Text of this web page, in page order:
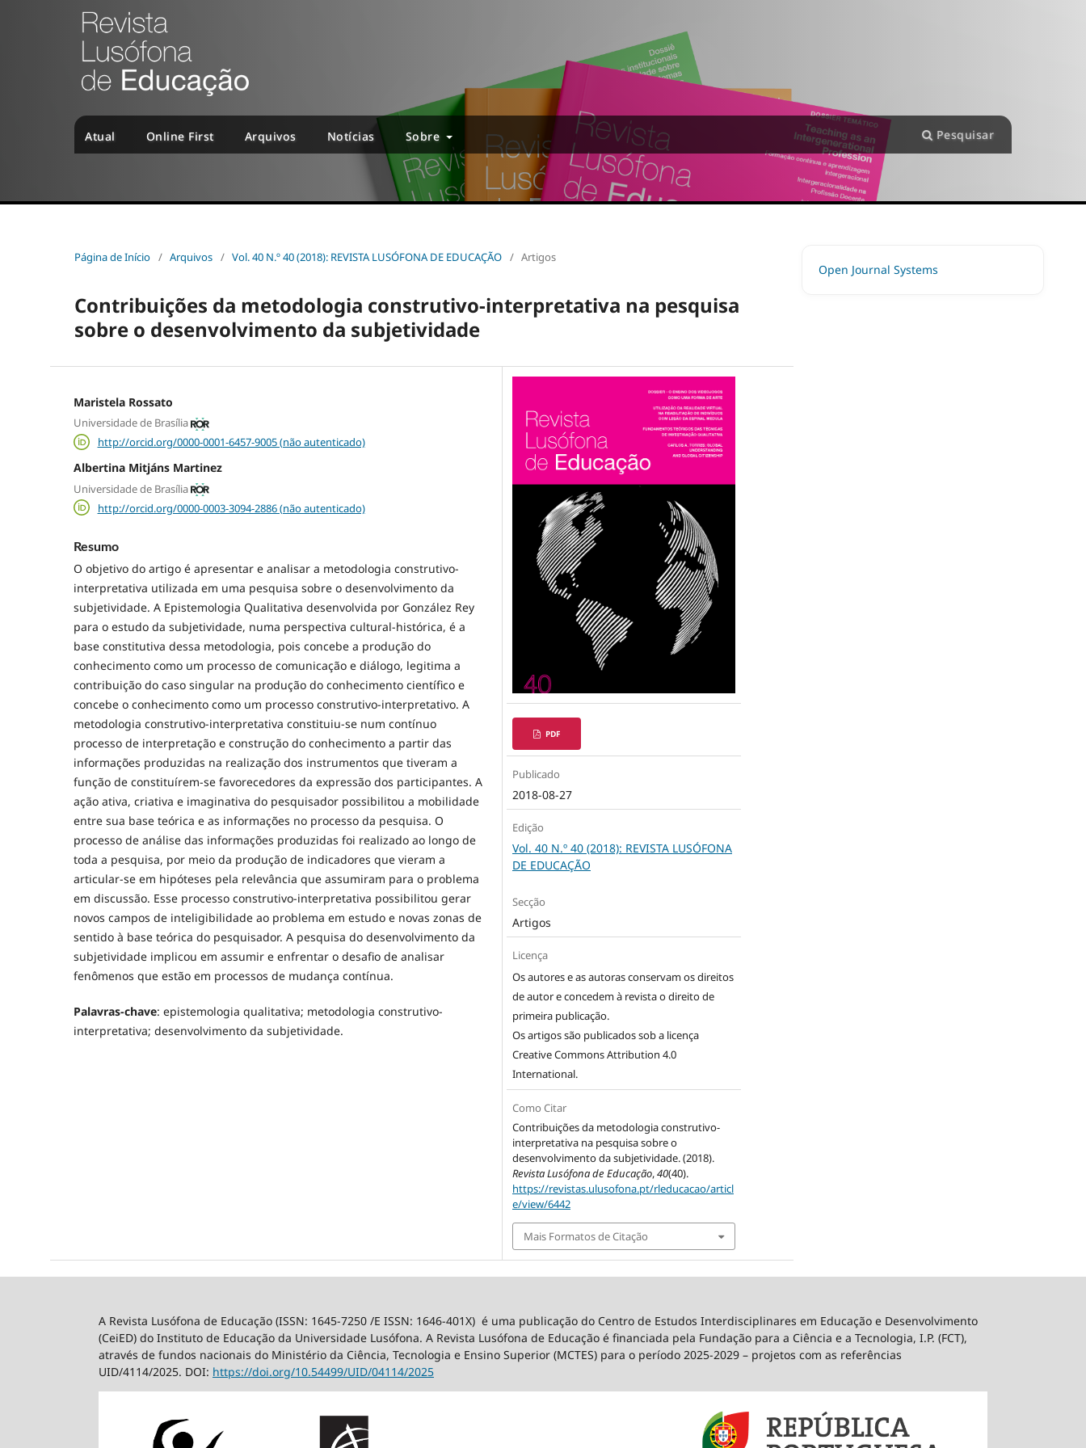
Atual Online First Arquivos Notícias Sobre Pesquisar
Página de Início / Arquivos / Vol. 40 N.º 40 (2018): REVISTA LUSÓFONA DE EDUCAÇÃO / Artigos
Contribuições da metodologia construtivo-interpretativa na pesquisa
sobre o desenvolvimento da subjetividade
Maristela Rossato
Universidade de Brasília
http://orcid.org/0000-0001-6457-9005 (não autenticado)
Albertina Mitjáns Martinez
Universidade de Brasília
http://orcid.org/0000-0003-3094-2886 (não autenticado)
Resumo
O objetivo do artigo é apresentar e analisar a metodologia construtivo-
interpretativa utilizada em uma pesquisa sobre o desenvolvimento da
subjetividade. A Epistemologia Qualitativa desenvolvida por González Rey
para o estudo da subjetividade, numa perspectiva cultural-histórica, é a
base constitutiva dessa metodologia, pois concebe a produção do
conhecimento como um processo de comunicação e diálogo, legitima a
contribuição do caso singular na produção do conhecimento científico e
concebe o conhecimento como um processo construtivo-interpretativo. A
metodologia construtivo-interpretativa constituiu-se num contínuo
processo de interpretação e construção do conhecimento a partir das
informações produzidas na realização dos instrumentos que tiveram a
função de constituírem-se favorecedores da expressão dos participantes. A
ação ativa, criativa e imaginativa do pesquisador possibilitou a mobilidade
entre sua base teórica e as informações no processo da pesquisa. O
processo de análise das informações produzidas foi realizado ao longo de
toda a pesquisa, por meio da produção de indicadores que vieram a
articular-se em hipóteses pela relevância que assumiram para o problema
em discussão. Esse processo construtivo-interpretativa possibilitou gerar
novos campos de inteligibilidade ao problema em estudo e novas zonas de
sentido à base teórica do pesquisador. A pesquisa do desenvolvimento da
subjetividade implicou em assumir e enfrentar o desafio de analisar
fenômenos que estão em processos de mudança contínua.
Palavras-chave: epistemologia qualitativa; metodologia construtivo-
interpretativa; desenvolvimento da subjetividade.
PDF
Publicado
2018-08-27
Edição
Vol. 40 N.º 40 (2018): REVISTA LUSÓFONA
DE EDUCAÇÃO
Secção
Artigos
Licença
Os autores e as autoras conservam os direitos
de autor e concedem à revista o direito de
primeira publicação.
Os artigos são publicados sob a licença
Creative Commons Attribution 4.0
International.
Como Citar
Contribuições da metodologia construtivo-
interpretativa na pesquisa sobre o
desenvolvimento da subjetividade. (2018).
Revista Lusófona de Educação,40(40).
https://revistas.ulusofona.pt/rleducacao/articl
e/view/6442
Mais Formatos de Citação
Open Journal Systems
A Revista Lusófona de Educação (ISSN: 1645-7250 /E ISSN: 1646-401X) é uma publicação do Centro de Estudos Interdisciplinares em Educação e Desenvolvimento
(CeiED) do Instituto de Educação da Universidade Lusófona. A Revista Lusófona de Educação é financiada pela Fundação para a Ciência e a Tecnologia, I.P. (FCT),
através de fundos nacionais do Ministério da Ciência, Tecnologia e Ensino Superior (MCTES) para o período 2025-2029 – projetos com as referências
UID/4114/2025. DOI: https://doi.org/10.54499/UID/04114/2025